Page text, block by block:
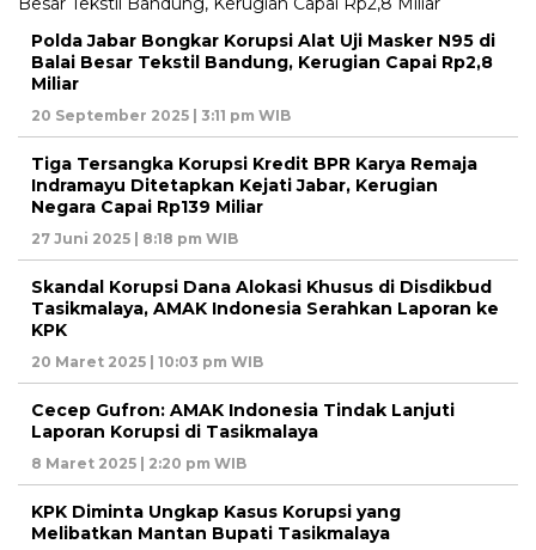
Polda Jabar Bongkar Korupsi Alat Uji Masker N95 di
Balai Besar Tekstil Bandung, Kerugian Capai Rp2,8
Miliar
20 September 2025 | 3:11 pm WIB
Tiga Tersangka Korupsi Kredit BPR Karya Remaja
Indramayu Ditetapkan Kejati Jabar, Kerugian
Negara Capai Rp139 Miliar
27 Juni 2025 | 8:18 pm WIB
Skandal Korupsi Dana Alokasi Khusus di Disdikbud
Tasikmalaya, AMAK Indonesia Serahkan Laporan ke
KPK
20 Maret 2025 | 10:03 pm WIB
Cecep Gufron: AMAK Indonesia Tindak Lanjuti
Laporan Korupsi di Tasikmalaya
8 Maret 2025 | 2:20 pm WIB
KPK Diminta Ungkap Kasus Korupsi yang
Melibatkan Mantan Bupati Tasikmalaya